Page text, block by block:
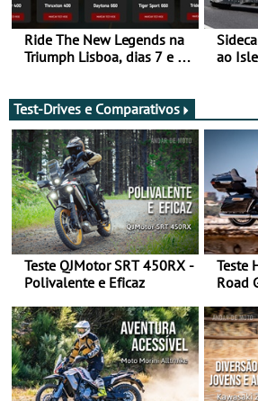
Ride The New Legends na
Triumph Lisboa, dias 7 e 8
ao
Test-Drives e Comparativos
Teste QJMotor SRT 450RX -
Polivalente e Eficaz
Teste
Road